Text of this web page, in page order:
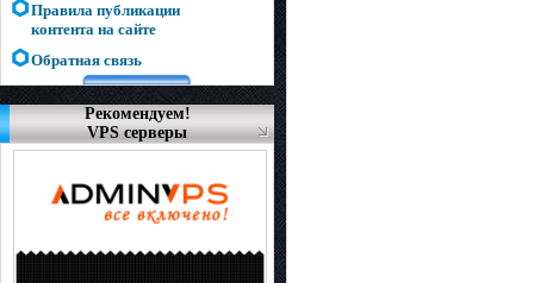
Правила публикации
контента на сайте
Обратная связь
Рекомендуем!
VPS серверы